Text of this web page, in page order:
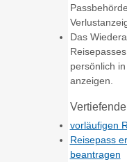
Das
persönlich
anzeigen.
vorläufigen
Reisepass
beantragen